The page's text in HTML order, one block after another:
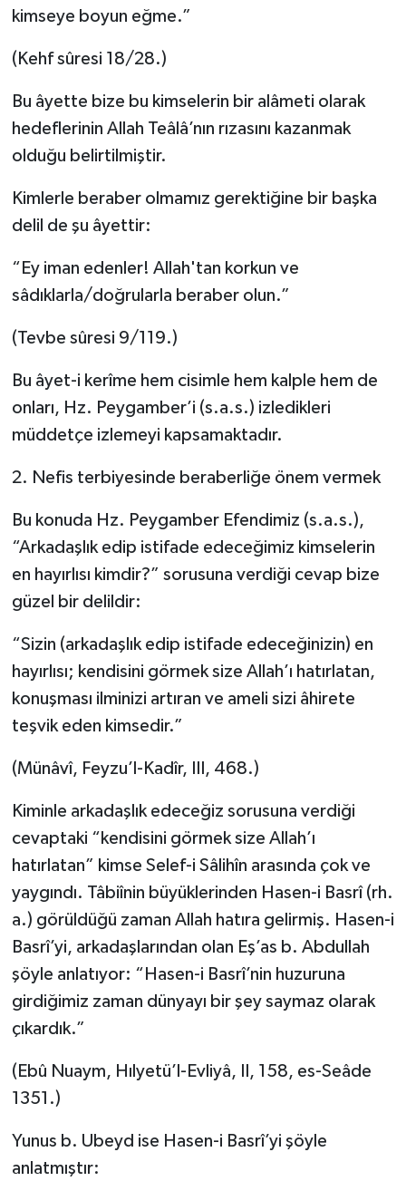
kimseye boyun eğme.”
(Kehf sûresi 18/28.)
Bu âyette bize bu kimselerin bir alâmeti olarak
hedeflerinin Allah Teâlâ’nın rızasını kazanmak
olduğu belirtilmiştir.
Kimlerle beraber olmamız gerektiğine bir başka
delil de şu âyettir:
“Ey iman edenler! Allah'tan korkun ve
sâdıklarla/doğrularla beraber olun.”
(Tevbe sûresi 9/119.)
Bu âyet-i kerîme hem cisimle hem kalple hem de
onları, Hz. Peygamber’i (s.a.s.) izledikleri
müddetçe izlemeyi kapsamaktadır.
2. Nefis terbiyesinde beraberliğe önem vermek
Bu konuda Hz. Peygamber Efendimiz (s.a.s.),
“Arkadaşlık edip istifade edeceğimiz kimselerin
en hayırlısı kimdir?” sorusuna verdiği cevap bize
güzel bir delildir:
“Sizin (arkadaşlık edip istifade edeceğinizin) en
hayırlısı; kendisini görmek size Allah’ı hatırlatan,
konuşması ilminizi artıran ve ameli sizi âhirete
teşvik eden kimsedir.”
(Münâvî, Feyzu’l-Kadîr, III, 468.)
Kiminle arkadaşlık edeceğiz sorusuna verdiği
cevaptaki “kendisini görmek size Allah’ı
hatırlatan” kimse Selef-i Sâlihîn arasında çok ve
yaygındı. Tâbiînin büyüklerinden Hasen-i Basrî (rh.
a.) görüldüğü zaman Allah hatıra gelirmiş. Hasen-i
Basrî’yi, arkadaşlarından olan Eş’as b. Abdullah
şöyle anlatıyor: “Hasen-i Basrî’nin huzuruna
girdiğimiz zaman dünyayı bir şey saymaz olarak
çıkardık.”
(Ebû Nuaym, Hılyetü’l-Evliyâ, II, 158, es-Seâde
1351.)
Yunus b. Ubeyd ise Hasen-i Basrî’yi şöyle
anlatmıştır: